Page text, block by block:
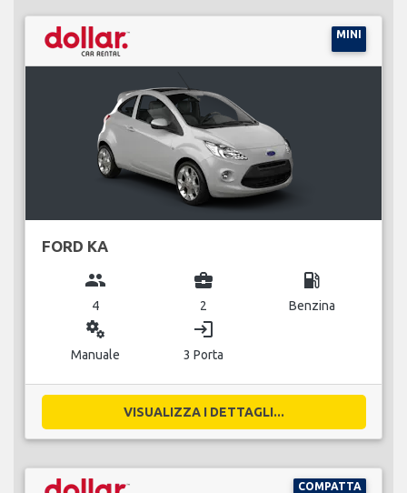
MINI
FORD KA
group
4
business_center
2
local_gas_station
Benzina
miscellaneous_services
Manuale
login
3 Porta
VISUALIZZA I DETTAGLI...
COMPATTA